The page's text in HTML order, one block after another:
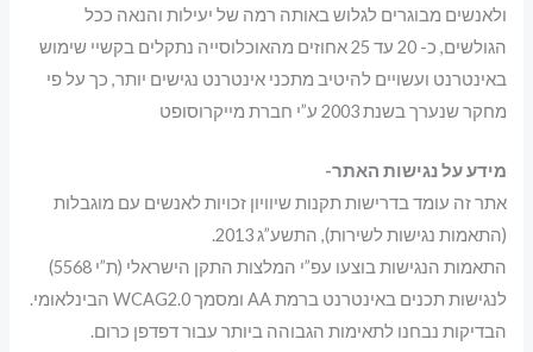
ולאנשים מבוגרים לגלוש באותה רמה של יעילות והנאה ככל
הגולשים, כ- 20 עד 25 אחוזים מהאוכלוסייה נתקלים בקשיי שימוש
באינטרנט ועשויים להיטיב מתכני אינטרנט נגישים יותר, כך על פי
מחקר שנערך בשנת 2003 ע”י חברת מייקרוסופט
מידע על נגישות האתר-
אתר זה עומד בדרישות תקנות שיוויון זכויות לאנשים עם מוגבלות
(התאמות נגישות לשירות), התשע”ג 2013.
התאמות הנגישות בוצעו עפ”י המלצות התקן הישראלי (ת”י 5568)
לנגישות תכנים באינטרנט ברמת AA ומסמך WCAG2.0 הבינלאומי.
הבדיקות נבחנו לתאימות הגבוהה ביותר עבור דפדפן כרום.